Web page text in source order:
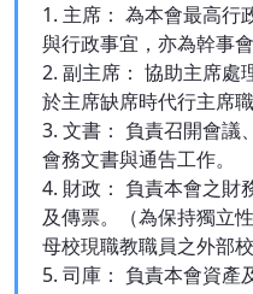
1. 主席： 為本會最高行
與行政事宜，亦為幹事
2. 副主席： 協助主席處
於主席缺席時代行主席
3. 文書： 負責召開會議
會務文書與通告工作。
4. 財政： 負責本會之財
及傳票。（為保持獨立
母校現職教職員之外部校
5. 司庫： 負責本會資產